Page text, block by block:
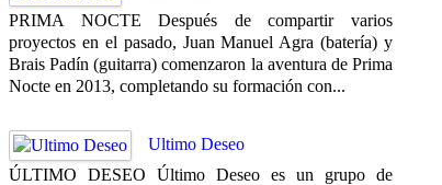
PRIMA NOCTE Después de compartir varios
proyectos en el pasado, Juan Manuel Agra (batería) y
Brais Padín (guitarra) comenzaron la aventura de Prima
Nocte en 2013, completando su formación con...
Ultimo Deseo
ÚLTIMO DESEO Último Deseo es un grupo de